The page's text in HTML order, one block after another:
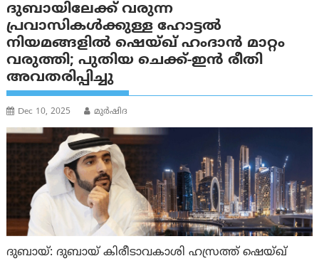
ദുബായിലേക്ക് വരുന്ന
പ്രവാസികൾക്കുള്ള ഹോട്ടൽ
നിയമങ്ങളിൽ ഷെയ്ഖ് ഹംദാൻ മാറ്റം
വരുത്തി; പുതിയ ചെക്ക്-ഇൻ രീതി
അവതരിപ്പിച്ചു
Dec 10, 2025 മുര്‍ഷിദ
ദുബായ്: ദുബായ് കിരീടാവകാശി ഹസ്രത്ത് ഷെയ്ഖ്